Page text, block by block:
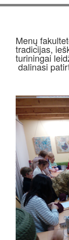
Menų
tradicijas,
turiningai
dalinasi